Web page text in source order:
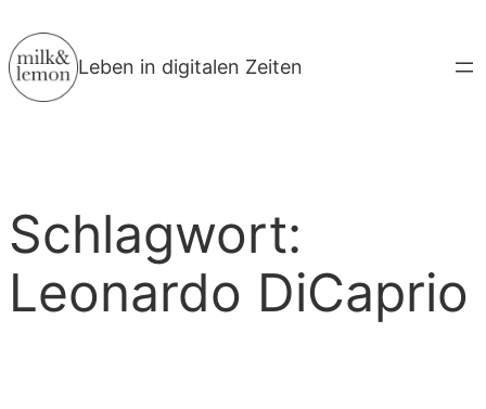
Inhalt
springen
Leben in digitalen Zeiten
Schlagwort:
Leonardo DiCaprio